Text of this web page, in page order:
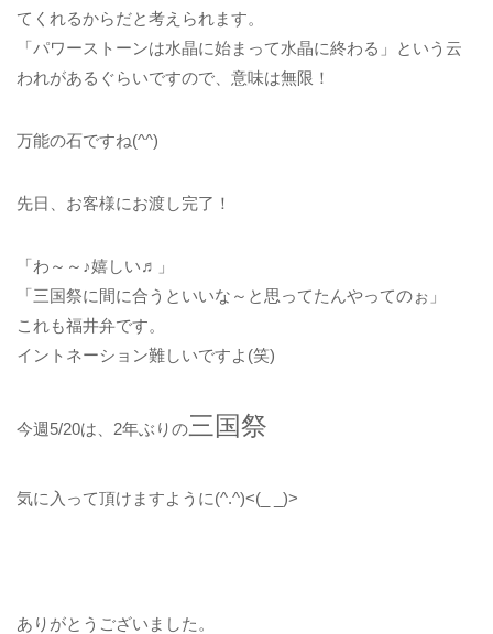
てくれるからだと考えられます。
「パワーストーンは水晶に始まって水晶に終わる」という云
われがあるぐらいですので、意味は無限！
万能の石ですね(^^)
先日、お客様にお渡し完了！
「わ～～♪嬉しい♬」
「三国祭に間に合うといいな～と思ってたんやってのぉ」
これも福井弁です。
イントネーション難しいですよ(笑)
今週5/20は、2年ぶりの三国祭
気に入って頂けますように(^.^)<(_ _)>
ありがとうございました。